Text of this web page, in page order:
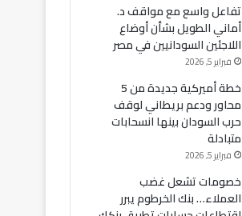
تفاعل واسع مع مواقف د.
أماني الطويل بشأن أوضاع
اللاجئين السودانيين في مصر
فبراير 5, 2026
خطة أميركية جديدة من 5
محاور ودعم بريطاني لوقف
حرب السودان بينها انسحابات
متبادلة
فبراير 5, 2026
خصومات تشعل غضب
العملاء… بنك الخرطوم يبرر